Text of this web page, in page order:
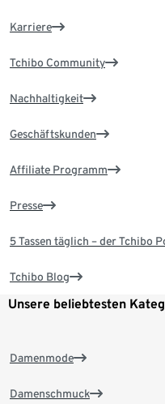
Karriere
Tchibo Community
Nachhaltigkeit
Geschäftskunden
Affiliate Programm
Presse
5 Tassen täglich – der Tchibo
Tchibo Blog
Unsere beliebtesten
Damenmode
Damenschmuck